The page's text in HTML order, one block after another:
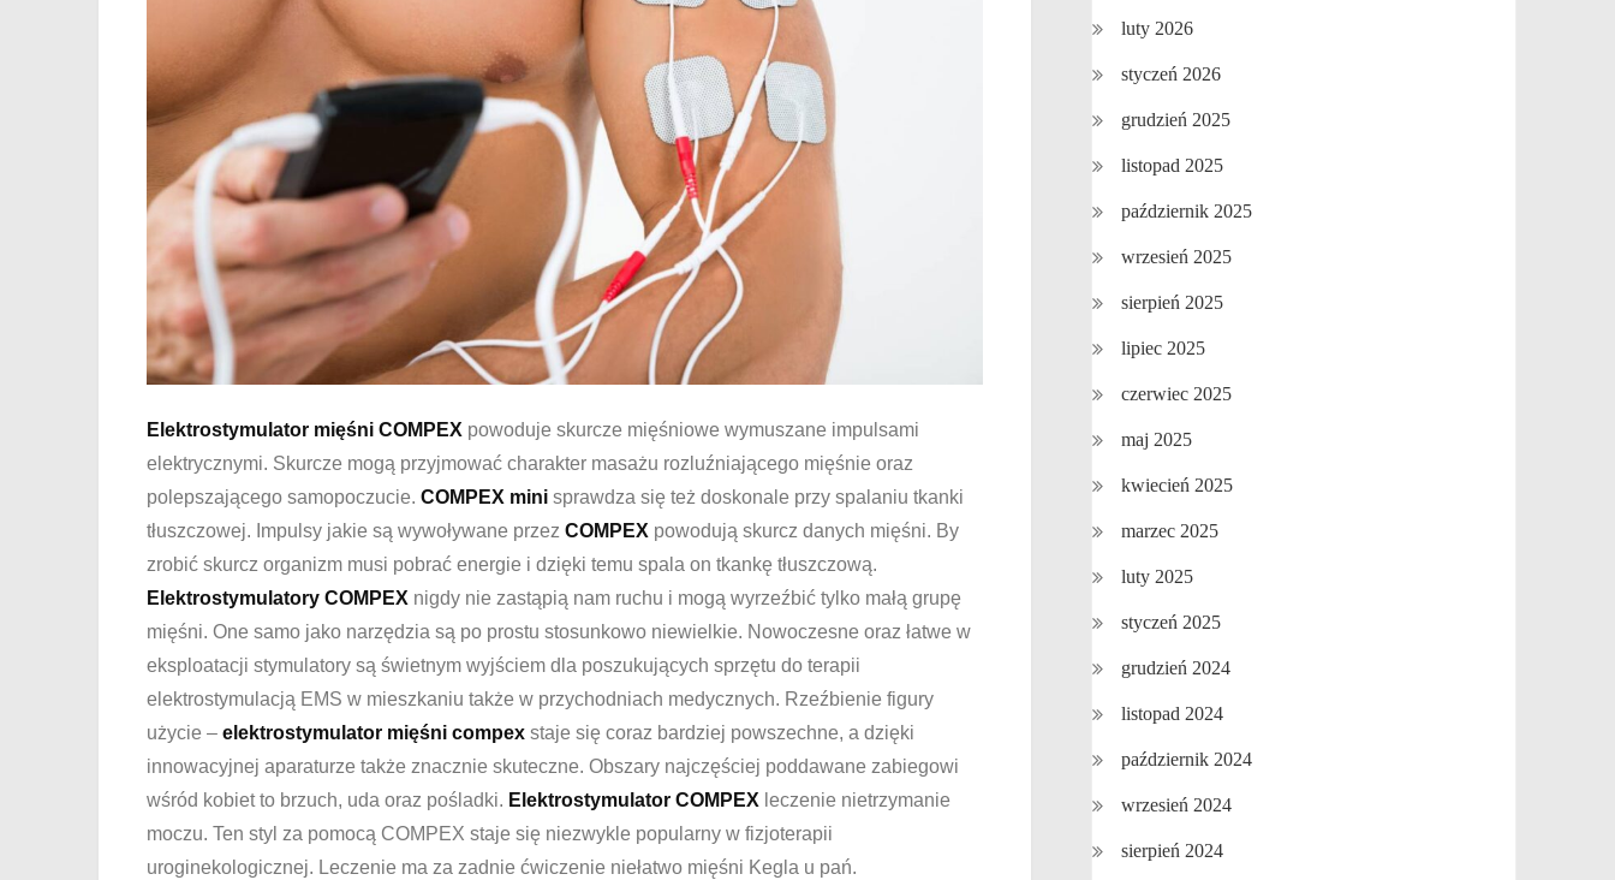
Elektrostymulator mięśni COMPEX powoduje skurcze mięśniowe wymuszane impulsami
elektrycznymi. Skurcze mogą przyjmować charakter masażu rozluźniającego mięśnie oraz
polepszającego samopoczucie. COMPEX mini sprawdza się też doskonale przy spalaniu tkanki
tłuszczowej. Impulsy jakie są wywoływane przez COMPEX powodują skurcz danych mięśni. By
zrobić skurcz organizm musi pobrać energie i dzięki temu spala on tkankę tłuszczową.
Elektrostymulatory COMPEX nigdy nie zastąpią nam ruchu i mogą wyrzeźbić tylko małą grupę
mięśni. One samo jako narzędzia są po prostu stosunkowo niewielkie. Nowoczesne oraz łatwe w
eksploatacji stymulatory są świetnym wyjściem dla poszukujących sprzętu do terapii
elektrostymulacją EMS w mieszkaniu także w przychodniach medycznych. Rzeźbienie figury
użycie – elektrostymulator mięśni compex staje się coraz bardziej powszechne, a dzięki
innowacyjnej aparaturze także znacznie skuteczne. Obszary najczęściej poddawane zabiegowi
wśród kobiet to brzuch, uda oraz pośladki. Elektrostymulator COMPEX leczenie nietrzymanie
moczu. Ten styl za pomocą COMPEX staje się niezwykle popularny w fizjoterapii
uroginekologicznej. Leczenie ma za zadnie ćwiczenie niełatwo mięśni Kegla u pań.
luty 2026
styczeń 2026
grudzień 2025
listopad 2025
październik 2025
wrzesień 2025
sierpień 2025
lipiec 2025
czerwiec 2025
maj 2025
kwiecień 2025
marzec 2025
luty 2025
styczeń 2025
grudzień 2024
listopad 2024
październik 2024
wrzesień 2024
sierpień 2024